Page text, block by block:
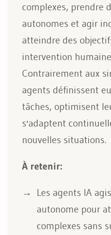
complexes, prendre
autonomes et agir
atteindre des
intervention
Contrairement aux
agents définissent
tâches, optimisent
s'adaptent
nouvelles situations.
À retenir:
Les agents IA
autonome pour
complexes sans